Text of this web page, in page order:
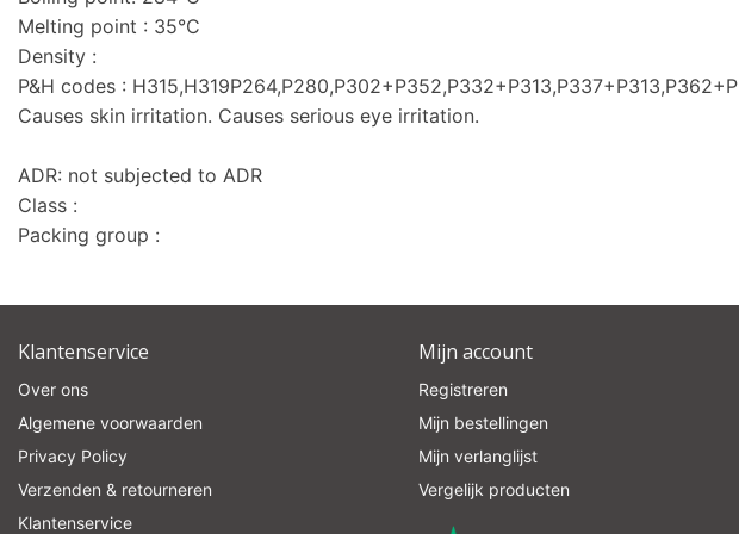
Melting point : 35°C
Density :
P&H codes :
Causes skin irritation. Causes serious eye irritation.
ADR: not subjected to ADR
Class :
Packing group :
Klantenservice
Over ons
Algemene voorwaarden
Privacy Policy
Verzenden & retourneren
Klantenservice
Mijn account
Registreren
Mijn bestellingen
Mijn verlanglijst
Vergelijk producten